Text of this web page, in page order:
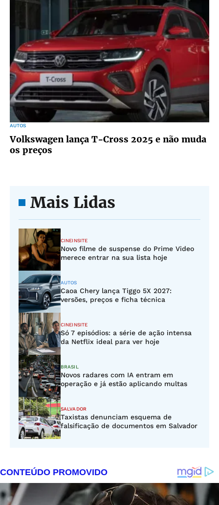
AUTOS
Volkswagen lança T-Cross 2025 e não muda
os preços
Mais Lidas
CINEINSITE
Novo filme de suspense do Prime Video
merece entrar na sua lista hoje
AUTOS
Caoa Chery lança Tiggo 5X 2027:
versões, preços e ficha técnica
CINEINSITE
Só 7 episódios: a série de ação intensa
da Netflix ideal para ver hoje
BRASIL
Novos radares com IA entram em
operação e já estão aplicando multas
SALVADOR
Taxistas denunciam esquema de
falsificação de documentos em Salvador